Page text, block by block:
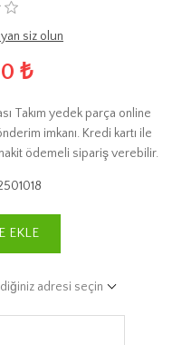
siz olun
₺
Takım yedek parça online
imkanı. Kredi kartı ile
ödemeli sipariş verebilir.
EKLE
adresi seçin